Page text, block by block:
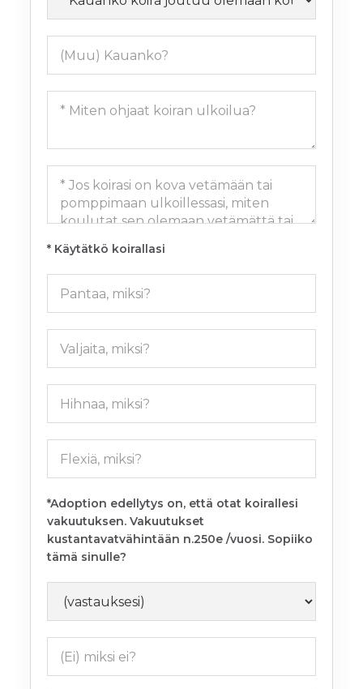
* Käytätkö koirallasi
*Adoption edellytys on, että otat koirallesi
vakuutuksen. Vakuutukset
kustantavatvähintään n.250e /vuosi. Sopiiko
tämä sinulle?